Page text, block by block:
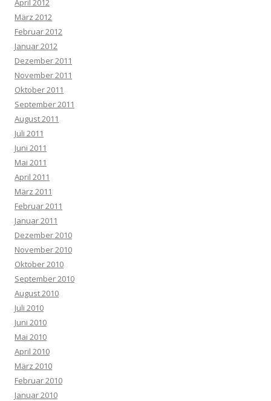
April 2012
März 2012
Februar 2012
Januar 2012
Dezember 2011
November 2011
Oktober 2011
September 2011
August 2011
Juli 2011
Juni 2011
Mai 2011
April 2011
März 2011
Februar 2011
Januar 2011
Dezember 2010
November 2010
Oktober 2010
September 2010
August 2010
Juli 2010
Juni 2010
Mai 2010
April 2010
März 2010
Februar 2010
Januar 2010